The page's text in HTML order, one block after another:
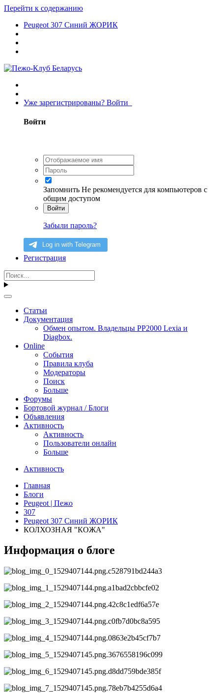
Перейти к содержанию
Peugeot 307 Синий ЖОРИК
Уже зарегистрированы? Войти
Войти
Запомнить Не рекомендуется для компьютеров с
общим доступом
Войти
Забыли пароль?
Регистрация
Статьи
Документация
Обмен опытом. Владельцы PP2000 Lexia и
Diagbox.
Online
События
Правила клуба
Модераторы
Поиск
Больше
Форумы
Бортовой журнал / Блоги
Объявления
Активность
Активность
Пользователи онлайн
Больше
Активность
Главная
Блоги
Peugeot | Пежо
307
Peugeot 307 Синий ЖОРИК
КОЛХОЗНАЯ "КОЖА"
Информация о блоге